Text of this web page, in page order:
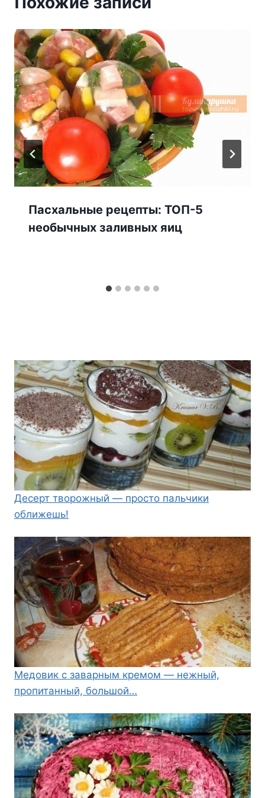
Пасхальные рецепты: ТОП-5
необычных заливных яиц
Десерт творожный — просто пальчики
оближешь!
Медовик с заварным кремом — нежный,
пропитанный, большой…